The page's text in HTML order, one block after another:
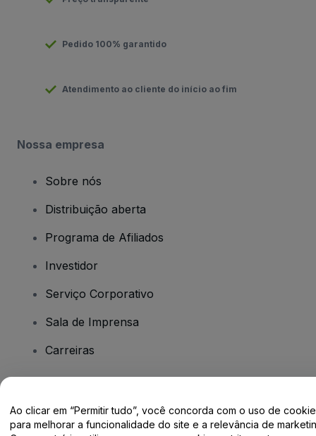
Pedido 100% garantido
Atendimento ao cliente do início ao fim
Nossa empresa
Sobre nós
Distribuição aberta
Programa de Afiliados
Investidor
Serviço Corporativo
Sala de Imprensa
Carreiras
Ao clicar em “Permitir tudo”, você concorda com o uso de
para melhorar a funcionalidade do site e a relevância de